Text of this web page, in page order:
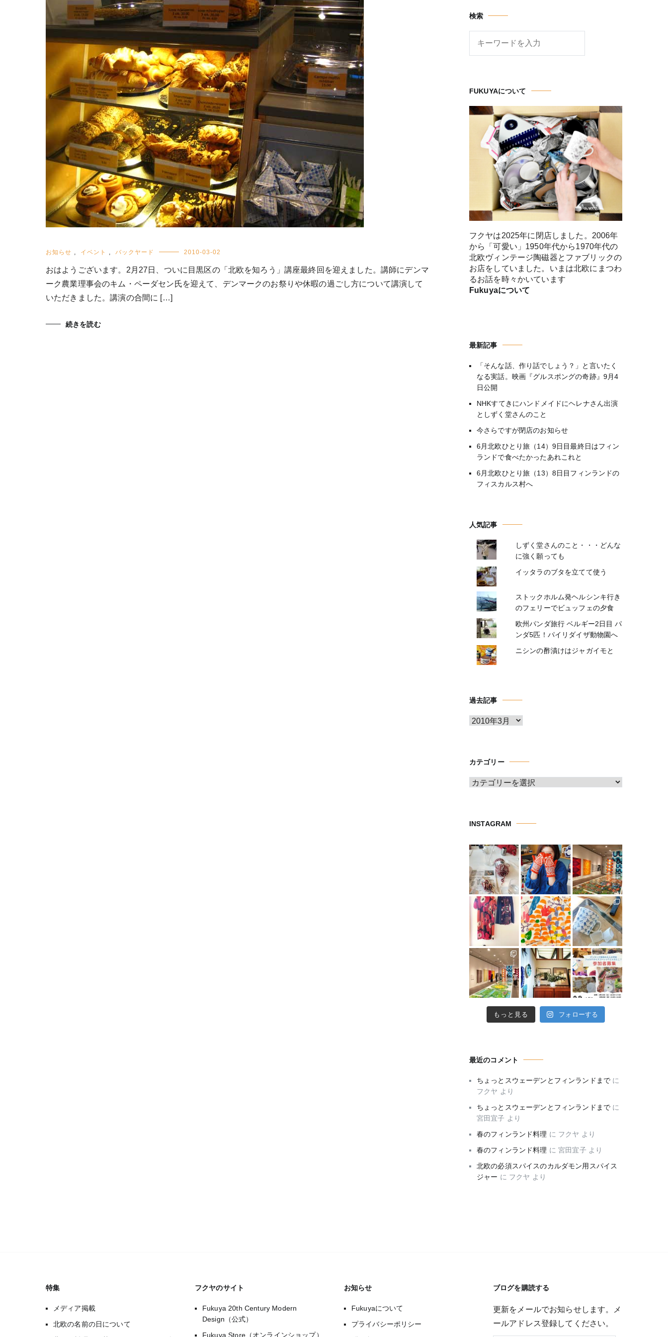
お知らせ , イベント , バックヤード 2010-03-02
おはようございます。2月27日、ついに目黒区の「北欧を知ろう」講座最終回を迎えました。講師にデンマ
ーク農業理事会のキム・ペーダセン氏を迎えて、デンマークのお祭りや休暇の過ごし方について講演して
いただきました。講演の合間に […]
続きを読む
検索
FUKUYAについて
フクヤは2025年に閉店しました。2006年
から「可愛い」1950年代から1970年代の
北欧ヴィンテージ陶磁器とファブリックの
お店をしていました。いまは北欧にまつわ
るお話を時々かいています
Fukuyaについて
最新記事
「そんな話、作り話でしょう？」と言いたく
なる実話。映画『グルスポングの奇跡』9月4
日公開
NHKすてきにハンドメイドにヘレナさん出演
としずく堂さんのこと
今さらですが閉店のお知らせ
6月北欧ひとり旅（14）9日目最終日はフィン
ランドで食べたかったあれこれと
6月北欧ひとり旅（13）8日目フィンランドの
フィスカルス村へ
人気記事
しずく堂さんのこと・・・どんな
に強く願っても
イッタラのブタを立てて使う
ストックホルム発ヘルシンキ行き
のフェリーでビュッフェの夕食
欧州パンダ旅行 ベルギー2日目 パ
ンダ5匹！パイリダイザ動物園へ
ニシンの酢漬けはジャガイモと
過去記事
ア
ブ
カテゴリー
カ
ー
INSTAGRAM
もっと見る フォローする
最近のコメント
ちょっとスウェーデンとフィンランドまで に
フクヤ より
ちょっとスウェーデンとフィンランドまで に
宮田宜子 より
春のフィンランド料理 に フクヤ より
春のフィンランド料理 に宮田宜子 より
北欧の必須スパイスのカルダモン用スパイス
ジャー に フクヤ より
特集
メディア掲載
北欧の名前の日について
フクヤのサイト
Fukuya 20th Century Modern
Design（公式）
Fukuya Store（オンラインショップ）
お知らせ
Fukuyaについて
プライバシーポリシー
ブログを購読する
更新をメールでお知らせします。メ
ールアドレス登録してください。